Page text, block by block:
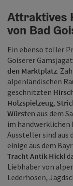
Attraktives
von Bad
Ein ebenso toller
Goiserer
den Marktplatz.
alpenländischen
geschnitzten
Holzspielzeug,
Würsten aus dem
im handwerklichen
Aussteller sind aus
einige aus dem
Tracht Antik Hickl
Liebhaber von
Lederhosen,